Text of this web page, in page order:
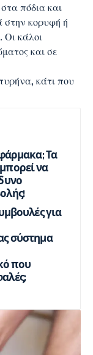
πόδια και
στην κορυφή ή
Οι κάλοι
και σε
κάτι που
Τα
να
για
σύστημα
που